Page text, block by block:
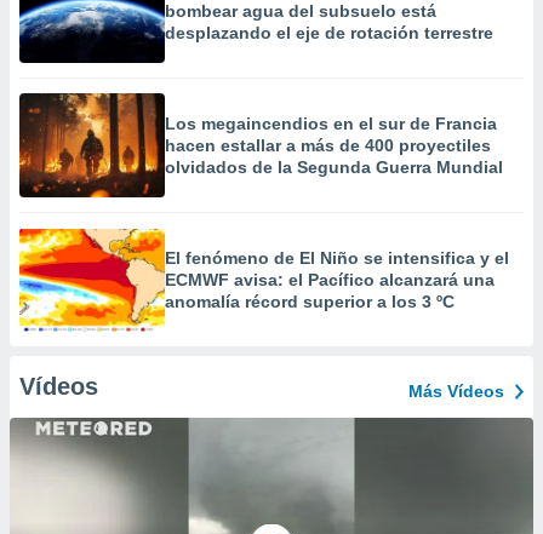
bombear agua del subsuelo está
desplazando el eje de rotación terrestre
Los megaincendios en el sur de Francia
hacen estallar a más de 400 proyectiles
olvidados de la Segunda Guerra Mundial
El fenómeno de El Niño se intensifica y el
ECMWF avisa: el Pacífico alcanzará una
anomalía récord superior a los 3 ºC
Vídeos Más Vídeos